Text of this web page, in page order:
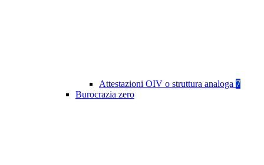
Attestazioni OIV o struttura analoga 7
Burocrazia zero